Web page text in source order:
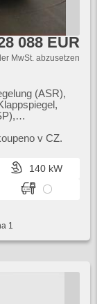
088 EUR
MwSt. abzusetzen
(ASR),
Dachträger,
v CZ.
140 kW
1